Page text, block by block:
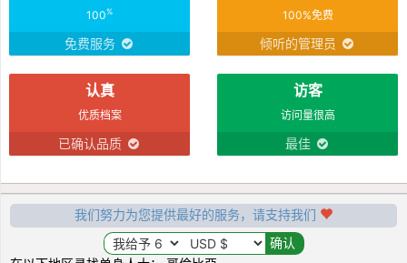
100%
免费服务
100%免费
倾听的管理员
认真
优质档案
已确认品质
访客
访问量很高
最佳
我们努力为您提供最好的服务，请支持我们